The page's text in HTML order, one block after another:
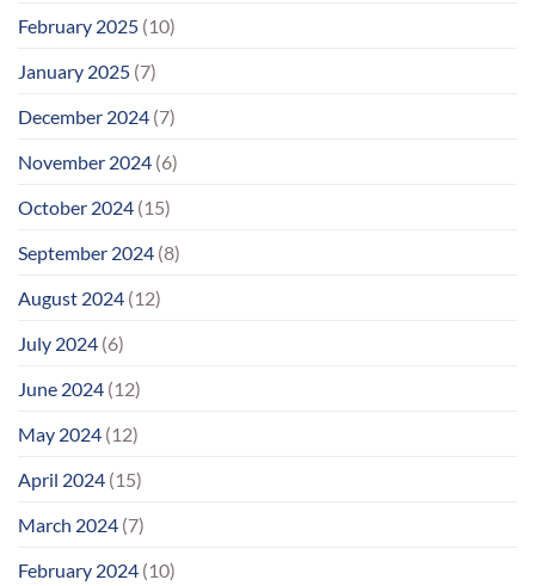
February 2025 (10)
January 2025 (7)
December 2024 (7)
November 2024 (6)
October 2024 (15)
September 2024 (8)
August 2024 (12)
July 2024 (6)
June 2024 (12)
May 2024 (12)
April 2024 (15)
March 2024 (7)
February 2024 (10)